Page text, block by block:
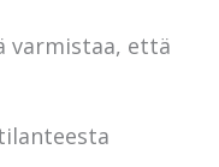
varmistaa, että